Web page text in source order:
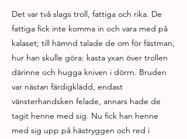
Det var två slags troll, fattiga och rika. De
fattiga fick inte komma in och vara med på
kalaset; till hämnd talade de om för fästman,
hur han skulle göra: kasta yxan över trollen
därinne och hugga kniven i dörrn. Bruden
var nästan färdigklädd, endast
vänsterhandsken felade, annars hade de
tagit henne med sig. Nu fick han henne
med sig upp på hästryggen och red i